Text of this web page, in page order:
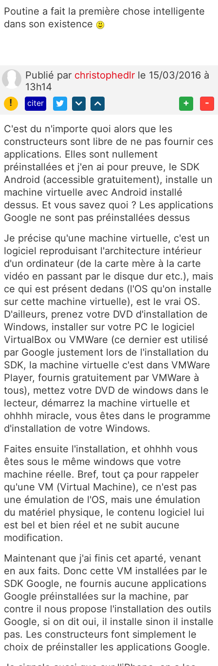
Poutine a fait la première chose intelligente
dans son existence
Publié par christophedlr le 15/03/2016 à
13h14
!
citer + -
C'est du n'importe quoi alors que les
constructeurs sont libre de ne pas fournir ces
applications. Elles sont nullement
préinstallées et j'en ai pour preuve, le SDK
Android (accessible gratuitement), installe un
machine virtuelle avec Android installé
dessus. Et vous savez quoi ? Les applications
Google ne sont pas préinstallées dessus
Je précise qu'une machine virtuelle, c'est un
logiciel reproduisant l'architecture intérieur
d'un ordinateur (de la carte mère à la carte
vidéo en passant par le disque dur etc.), mais
ce qui est présent dedans (l'OS qu'on installe
sur cette machine virtuelle), est le vrai OS.
D'ailleurs, prenez votre DVD d'installation de
Windows, installer sur votre PC le logiciel
VirtualBox ou VMWare (ce dernier est utilisé
par Google justement lors de l'installation du
SDK, la machine virtuelle c'est dans VMWare
Player, fournis gratuitement par VMWare à
tous), mettez votre DVD de windows dans le
lecteur, démarrez la machine virtuelle et
ohhhh miracle, vous êtes dans le programme
d'installation de votre Windows.
Faites ensuite l'installation, et ohhhh vous
êtes sous le même windows que votre
machine réelle. Bref, tout ça pour rappeler
qu'une VM (Virtual Machine), ce n'est pas
une émulation de l'OS, mais une émulation
du matériel physique, le contenu logiciel lui
est bel et bien réel et ne subit aucune
modification.
Maintenant que j'ai finis cet aparté, venant
en aux faits. Donc cette VM installées par le
SDK Google, ne fournis aucune applications
Google préinstallées sur la machine, par
contre il nous propose l'installation des outils
Google, si on dit oui, il installe sinon il installe
pas. Les constructeurs font simplement le
choix de préinstaller les applications Google.